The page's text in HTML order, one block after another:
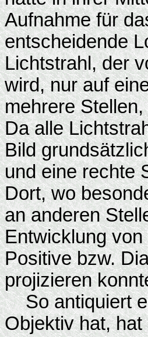
Aufnahme für
entscheidende
Lichtstrahl, der
wird, nur auf
mehrere
Da alle
Bild
und eine rechte
Dort, wo
an anderen
Entwicklung
Positive bzw.
projizieren
So antiquiert
Objektiv hat,